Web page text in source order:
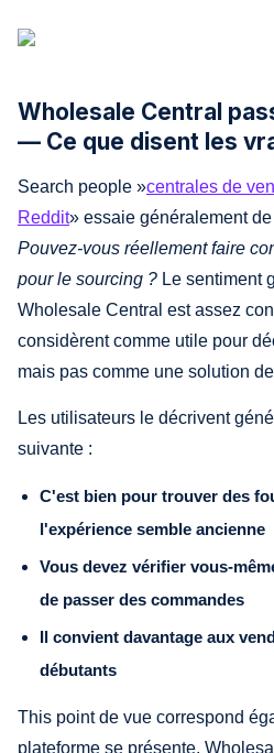
Wholesale Central
— Ce que disent les
Search people »centrales de
Reddit» essaie généralement
Pouvez-vous réellement faire
pour le sourcing ? Le sentiment
Wholesale Central est assez
considèrent comme utile pour
mais pas comme une solution
Les utilisateurs le décrivent
suivante :
C'est bien pour trouver des
l'expérience semble ancienne
Vous devez vérifier vous-
de passer des commandes
Il convient davantage aux
débutants
This point de vue correspond
plateforme se présente.